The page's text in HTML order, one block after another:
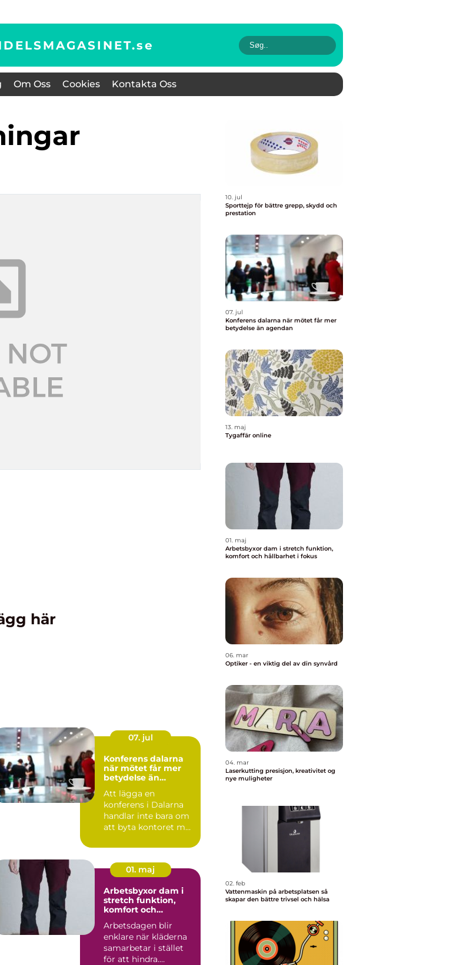
se
Om Oss Cookies Kontakta Oss
här
07. jul
Konferens dalarna
när mötet får mer
betydelse än
Att lägga en
konferens i Dalarna
handlar inte bara om
att byta kontoret mot
påve...
01. maj
Arbetsbyxor dam i
stretch funktion,
komfort och
Arbetsdagen blir
enklare när kläderna
samarbetar i stället
för att hindra.
10. jul
Sporttejp för bättre grepp, skydd och
prestation
07. jul
Konferens dalarna när mötet får mer
betydelse än agendan
13. maj
Tygaffär online
01. maj
Arbetsbyxor dam i stretch funktion,
komfort och hållbarhet i fokus
06. mar
Optiker - en viktig del av din synvård
04. mar
Laserkutting presisjon, kreativitet og
nye muligheter
02. feb
Vattenmaskin på arbetsplatsen så
skapar den bättre trivsel och hälsa